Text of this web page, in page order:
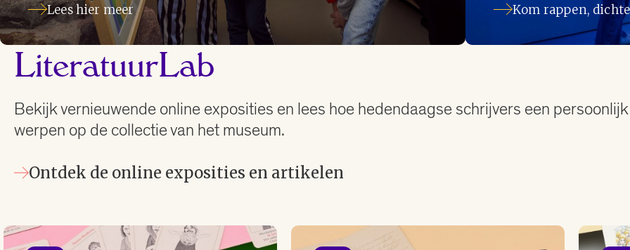
Lees hier meer Kom rappen,
LiteratuurLab
Bekijk vernieuwende online exposities en lees hoe hedendaagse schrijvers een
werpen op de collectie van het museum.
Ontdek de online exposities en artikelen